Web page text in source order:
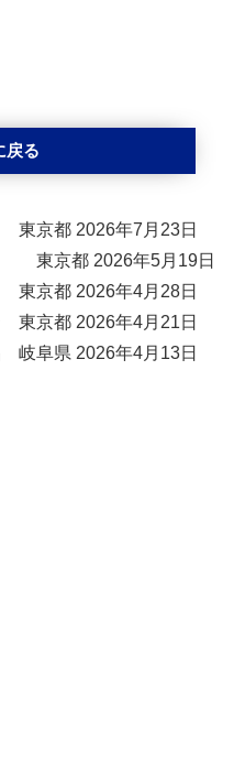
戻る
東京都 2026年7月23日
東京都 2026年5月19日
東京都 2026年4月28日
東京都 2026年4月21日
岐阜県 2026年4月13日